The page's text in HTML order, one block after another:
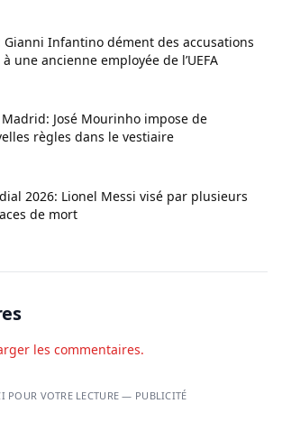
Gianni Infantino dément des accusations
une ancienne employée de l’UEFA
Madrid: José Mourinho impose de
règles dans le vestiaire
2026: Lionel Messi visé par plusieurs
de mort
les commentaires.
POUR VOTRE LECTURE — PUBLICITÉ